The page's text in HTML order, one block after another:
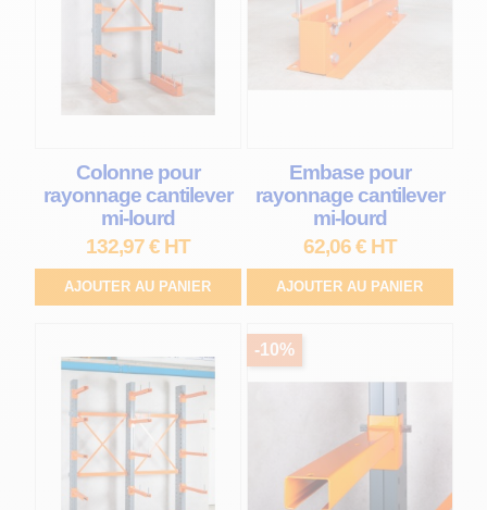
Colonne pour
rayonnage cantilever
mi-lourd
132,97 € HT
AJOUTER AU PANIER
Embase pour
rayonnage cantilever
mi-lourd
62,06 € HT
AJOUTER AU PANIER
-10%